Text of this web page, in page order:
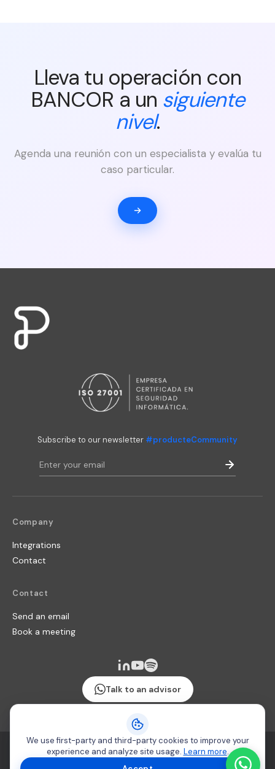
Lleva tu operación con
BANCOR a un siguiente
nivel.
Agenda una reunión con un especialista y evalúa tu
caso particular.
Subscribe to our newsletter #producteCommunity
Company
Integrations
Contact
Contact
Send an email
Book a meeting
Talk to an advisor
Terms & Conditions Security policy
Cookie usage
Copyright 2026 © Producteca
We use first-party and third-party cookies to improve your
experience and analyze site usage. Learn more.